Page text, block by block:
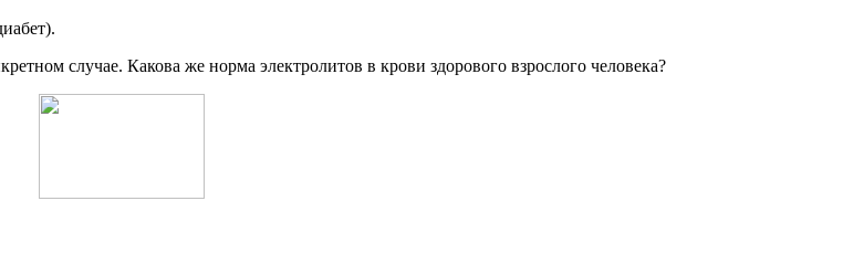
случае. Какова же норма электролитов в крови здорового взрослого человека?